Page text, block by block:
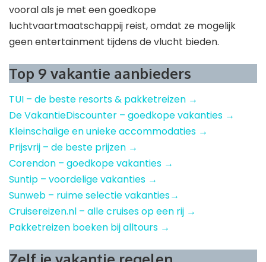
vooral als je met een goedkope
luchtvaartmaatschappij reist, omdat ze mogelijk
geen entertainment tijdens de vlucht bieden.
Top 9 vakantie aanbieders
TUI – de beste resorts & pakketreizen →
De VakantieDiscounter – goedkope vakanties →
Kleinschalige en unieke accommodaties →
Prijsvrij – de beste prijzen →
Corendon – goedkope vakanties →
Suntip – voordelige vakanties →
Sunweb – ruime selectie vakanties→
Cruisereizen.nl – alle cruises op een rij →
Pakketreizen boeken bij alltours →